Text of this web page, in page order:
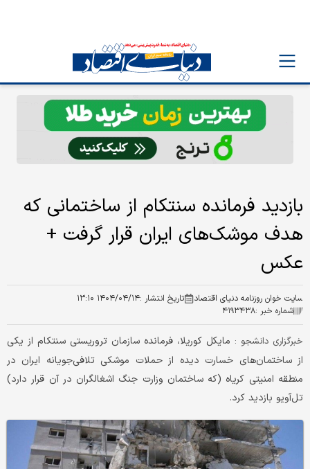
بازدید فرمانده سنتکام از ساختمانی که
هدف موشک‌های ایران قرار گرفت +
عکس
سایت خوان روزنامه دنیای اقتصاد تاریخ انتشار :۱۴۰۴/۰۴/۱۴ ۱۳:۱۰
شماره خبر :۴۱۹۳۴۳۸
خبرگزاری دانشجو : مایکل کوریلا، فرمانده سازمان تروریستی سنتکام از یکی
از ساختمان‌های خسارت دیده از حملات موشکی تلافی‌جویانه ایران در
منطقه امنیتی کریاه (که ساختمان وزارت جنگ اشغالگران در آن قرار دارد)
تل‌آویو بازدید کرد.